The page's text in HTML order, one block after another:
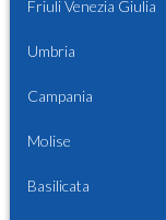
Friuli Venezia Giulia
Umbria
Campania
Molise
Basilicata